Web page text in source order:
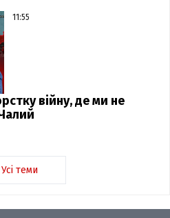
11:55
війну, де ми не
Усі теми